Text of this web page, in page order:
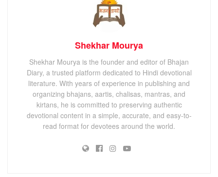
Shekhar Mourya
Shekhar Mourya is the founder and editor of Bhajan
Diary, a trusted platform dedicated to Hindi devotional
literature. With years of experience in publishing and
organizing bhajans, aartis, chalisas, mantras, and
kirtans, he is committed to preserving authentic
devotional content in a simple, accurate, and easy-to-
read format for devotees around the world.